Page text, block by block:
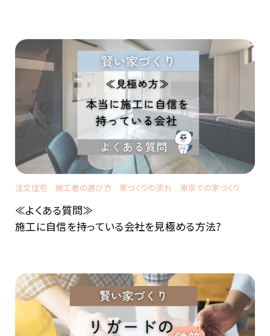
注文住宅 施工者の選び方 家づくりの流れ 東京での家づくり
≪よくある質問≫
施工に自信を持っている会社を見極める方法?